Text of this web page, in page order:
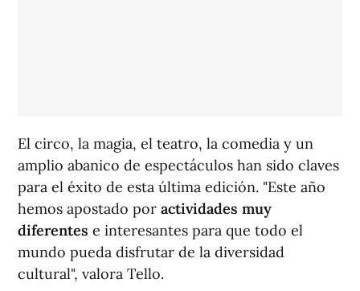
El circo, la magia, el teatro, la comedia y un
amplio abanico de espectáculos han sido claves
para el éxito de esta última edición. "Este año
hemos apostado por actividades muy
diferentes e interesantes para que todo el
mundo pueda disfrutar de la diversidad
cultural", valora Tello.